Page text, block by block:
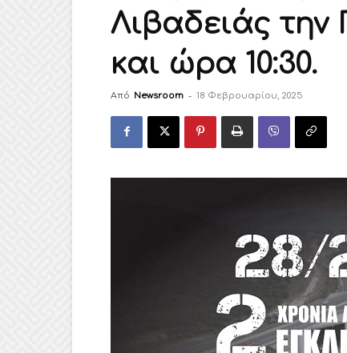
Λιβαδειάς
και ώρα 10:30.
Από Newsroom - 18 Φεβρουαρίου, 2025